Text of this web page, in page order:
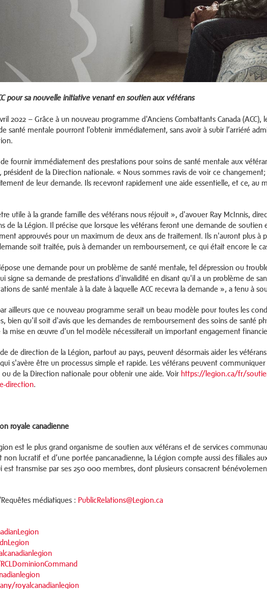
pour sa nouvelle initiative venant en soutien aux vétérans
2022 – Grâce à un nouveau programme d'Anciens Combattants Canada (ACC),
santé mentale pourront l'obtenir immédiatement, sans avoir à subir l’arriéré
de fournir immédiatement des prestations pour soins de santé mentale aux
président de la Direction nationale. « Nous sommes ravis de voir ce
de leur demande. Ils recevront rapidement une aide essentielle, et ce, au
utile à la grande famille des vétérans nous réjouit », d'avouer Ray McInnis,
de la Légion. Il précise que lorsque les vétérans feront une demande de soutien
approuvés pour un maximum de deux ans de traitement. Ils n'auront plus à
soit traitée, puis à demander un remboursement, ce qui était encore le
une demande pour un problème de santé mentale, tel dépression ou
signe sa demande de prestations d'invalidité en disant qu'il a un problème de
de santé mentale à la date à laquelle ACC recevra la demande », a tenu à
ailleurs que ce nouveau programme serait un beau modèle pour toutes les
bien qu'il soit d'avis que les demandes de remboursement des soins de santé
la mise en œuvre d'un tel modèle nécessiterait un important engagement
de direction de la Légion, partout au pays, peuvent désormais aider les
s'avère être un processus simple et rapide. Les vétérans peuvent
de la Direction nationale pour obtenir une aide. Voir https://legion.ca/fr/
direction.
royale canadienne
est le plus grand organisme de soutien aux vétérans et de services
non lucratif et d’une portée pancanadienne, la Légion compte aussi des filiales
est transmise par ses 250 000 membres, dont plusieurs consacrent
médiatiques : PublicRelations@Legion.ca
royalcanadianlegion